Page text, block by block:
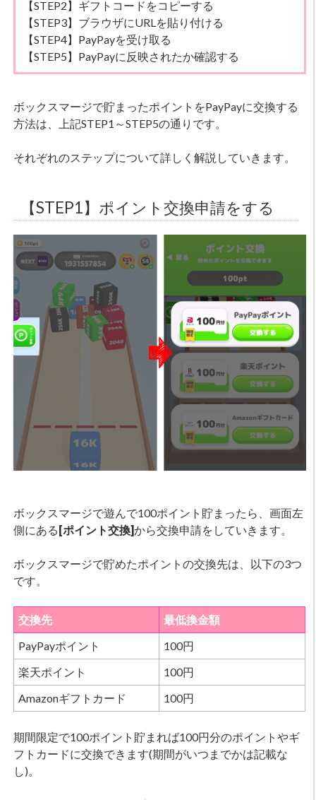
【STEP2】ギフトコードをコピーする
【STEP3】ブラウザにURLを貼り付ける
【STEP4】PayPayを受け取る
【STEP5】PayPayに反映されたか確認する
ボックスマージで貯まったポイントをPayPayに交換する
方法は、上記STEP1～STEP5の通りです。
それぞれのステップについて詳しく解説していきます。
【STEP1】ポイント交換申請をする
ボックスマージで遊んで100ポイント貯まったら、画面左
側にある [ポイント交換]から交換申請をしていきます。
ボックスマージで貯めたポイントの交換先は、以下の3つ
です。
交換先
最低換金額
PayPayポイント
100円
楽天ポイント
100円
Amazonギフトカード
100円
期間限定で100ポイント貯まれば100円分のポイントやギ
フトカードに交換できます(期間がいつまでかは記載な
し)。